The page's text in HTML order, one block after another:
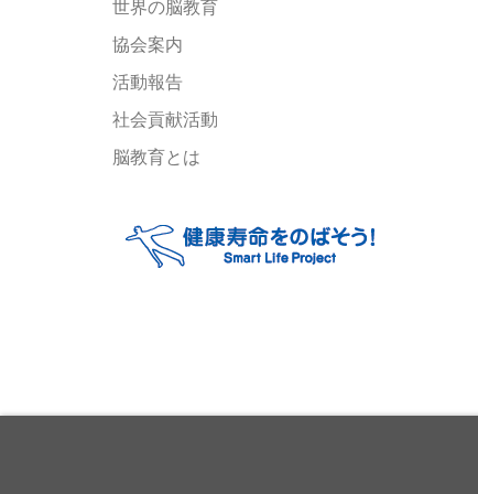
世界の脳教育
協会案内
活動報告
社会貢献活動
脳教育とは